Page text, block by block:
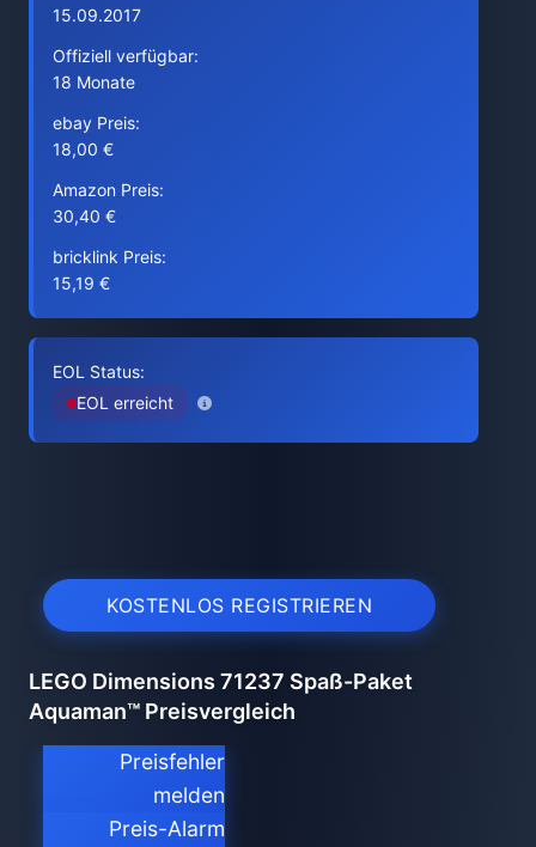
15.09.2017
Offiziell verfügbar:
18 Monate
ebay Preis:
18,00 €
Amazon Preis:
30,40 €
bricklink Preis:
15,19 €
EOL Status:
EOL erreicht
KOSTENLOS REGISTRIEREN
LEGO Dimensions 71237 Spaß-Paket
Aquaman™ Preisvergleich
Preisfehler
melden
Preis-Alarm